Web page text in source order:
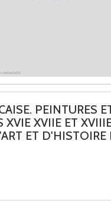
PEINTURES
XVIE XVIIE ET
ET D'HISTOIRE